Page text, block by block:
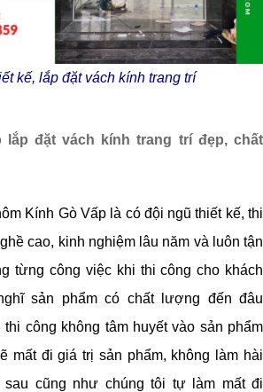
kế, lắp đặt vách kính trang trí
lắp đặt vách kính trang trí đẹp, chất
Kính Gò Vấp là có đội ngũ thiết kế, thi
cao, kinh nghiệm lâu năm và luôn tận
từng công việc khi thi công cho khách
sản phẩm có chất lượng đến đâu
công không tâm huyết vào sản phẩm
mất đi giá trị sản phẩm, không làm hài
sau cũng như chúng tôi tự làm mất đi